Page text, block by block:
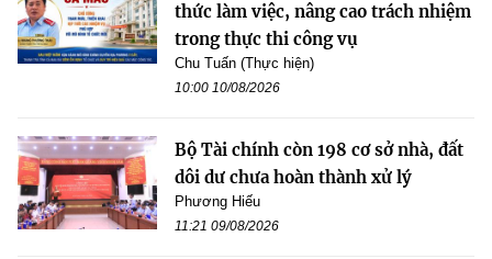
thức làm việc, nâng cao trách nhiệm
trong thực thi công vụ
Chu Tuấn (Thực hiện)
10:00 10/08/2026
Bộ Tài chính còn 198 cơ sở nhà, đất
dôi dư chưa hoàn thành xử lý
Phương Hiếu
11:21 09/08/2026